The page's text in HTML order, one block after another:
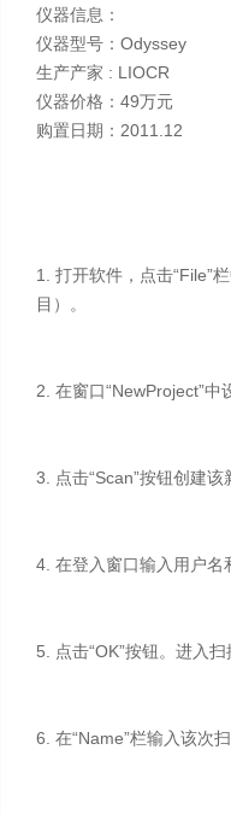
仪器信息：
仪器型号： Odyssey
生产产家 : LIOCR
仪器价格：49万元
购置日期：2011.12
1. 打开软件，点击“File”
目）。
2. 在窗口“NewProject”中
3. 点击“Scan”按钮创建该
4. 在登入窗口输入用户名
5. 点击“OK”按钮。进入
6. 在“Name”栏输入该次